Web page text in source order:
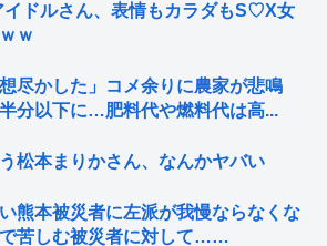
イドルさん、表情もカラダもS♡X女
ｗ
想尽かした」コメ余りに農家が悲鳴
分以下に…肥料代や燃料代は高...
松本まりかさん、なんかヤバい
熊本被災者に左派が我慢ならなくな
苦しむ被災者に対して……